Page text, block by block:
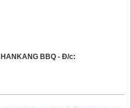
HANKANG BBQ - Đ/c: